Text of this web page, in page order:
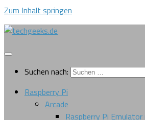
Zum Inhalt springen
Suchen nach:
Raspberry Pi
Arcade
Raspberry Pi